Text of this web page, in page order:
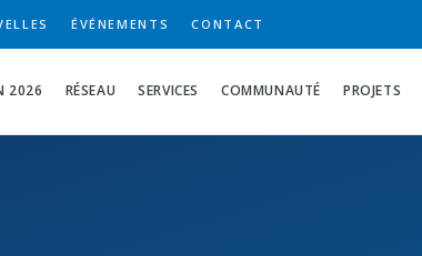
2026 RÉSEAU SERVICES COMMUNAUTÉ PROJETS
ÉVÉNEMENTS CONTACT